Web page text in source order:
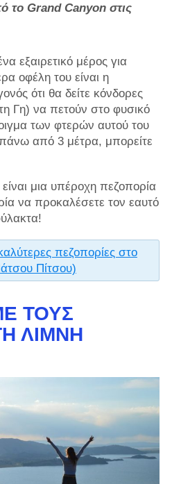
το Grand Canyon στις
εξαιρετικό μέρος για
οφέλη του είναι η
ότι θα δείτε κόνδορες
Γη) να πετούν στο φυσικό
των φτερών αυτού του
πάνω από 3 μέτρα, μπορείτε
μια υπέροχη πεζοπορία
να προκαλέσετε τον εαυτό
πεζοπορίες στο
Πίτσου)
ΤΟΥΣ
ΛΊΜΝΗ